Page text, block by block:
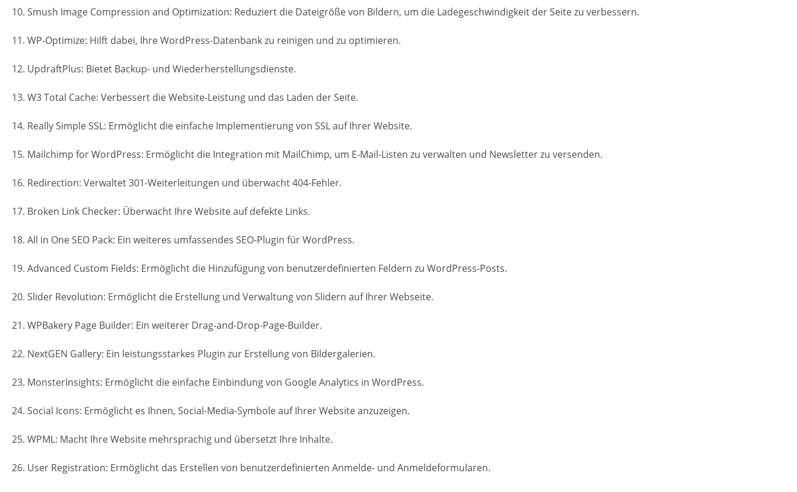
10. Smush Image Compression and Optimization: Reduziert die Dateigröße von Bildern, um die Ladegeschwindigkeit der Seite zu verbessern.
11. WP-Optimize: Hilft dabei, Ihre WordPress-Datenbank zu reinigen und zu optimieren.
12. UpdraftPlus: Bietet Backup- und Wiederherstellungsdienste.
13. W3 Total Cache: Verbessert die Website-Leistung und das Laden der Seite.
14. Really Simple SSL: Ermöglicht die einfache Implementierung von SSL auf Ihrer Website.
15. Mailchimp for WordPress: Ermöglicht die Integration mit MailChimp, um E-Mail-Listen zu verwalten und Newsletter zu versenden.
16. Redirection: Verwaltet 301-Weiterleitungen und überwacht 404-Fehler.
17. Broken Link Checker: Überwacht Ihre Website auf defekte Links.
18. All in One SEO Pack: Ein weiteres umfassendes SEO-Plugin für WordPress.
19. Advanced Custom Fields: Ermöglicht die Hinzufügung von benutzerdefinierten Feldern zu WordPress-Posts.
20. Slider Revolution: Ermöglicht die Erstellung und Verwaltung von Slidern auf Ihrer Webseite.
21. WPBakery Page Builder: Ein weiterer Drag-and-Drop-Page-Builder.
22. NextGEN Gallery: Ein leistungsstarkes Plugin zur Erstellung von Bildergalerien.
23. MonsterInsights: Ermöglicht die einfache Einbindung von Google Analytics in WordPress.
24. Social Icons: Ermöglicht es Ihnen, Social-Media-Symbole auf Ihrer Website anzuzeigen.
25. WPML: Macht Ihre Website mehrsprachig und übersetzt Ihre Inhalte.
26. User Registration: Ermöglicht das Erstellen von benutzerdefinierten Anmelde- und Anmeldeformularen.